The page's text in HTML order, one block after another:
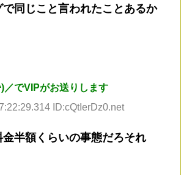
同じこと言われたことあるか
／でVIPがお送りします
ID:cQtIerDz0.net
半額くらいの事態だろそれ